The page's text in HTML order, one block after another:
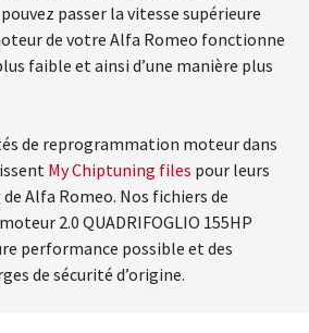
passer la vitesse supérieure
de votre Alfa Romeo fonctionne
faible et ainsi d’une manière plus
de reprogrammation moteur dans
My Chiptuning files pour leurs
Alfa Romeo. Nos fichiers de
2.0 QUADRIFOGLIO 155HP
performance possible et des
de sécurité d’origine.